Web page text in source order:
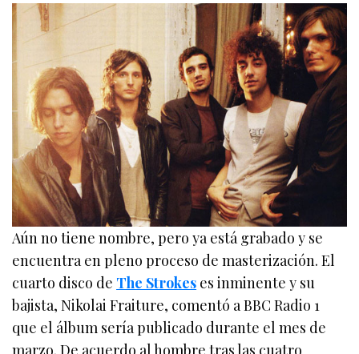
Aún no tiene nombre, pero ya está grabado y se
encuentra en pleno proceso de masterización. El
cuarto disco de The Strokes es inminente y su
bajista, Nikolai Fraiture, comentó a BBC Radio 1
que el álbum sería publicado durante el mes de
marzo. De acuerdo al hombre tras las cuatro